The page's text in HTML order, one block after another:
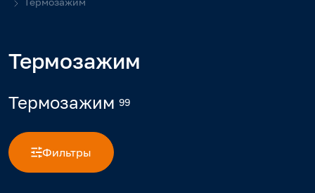
Термозажим
Термозажим 99
Фильтры